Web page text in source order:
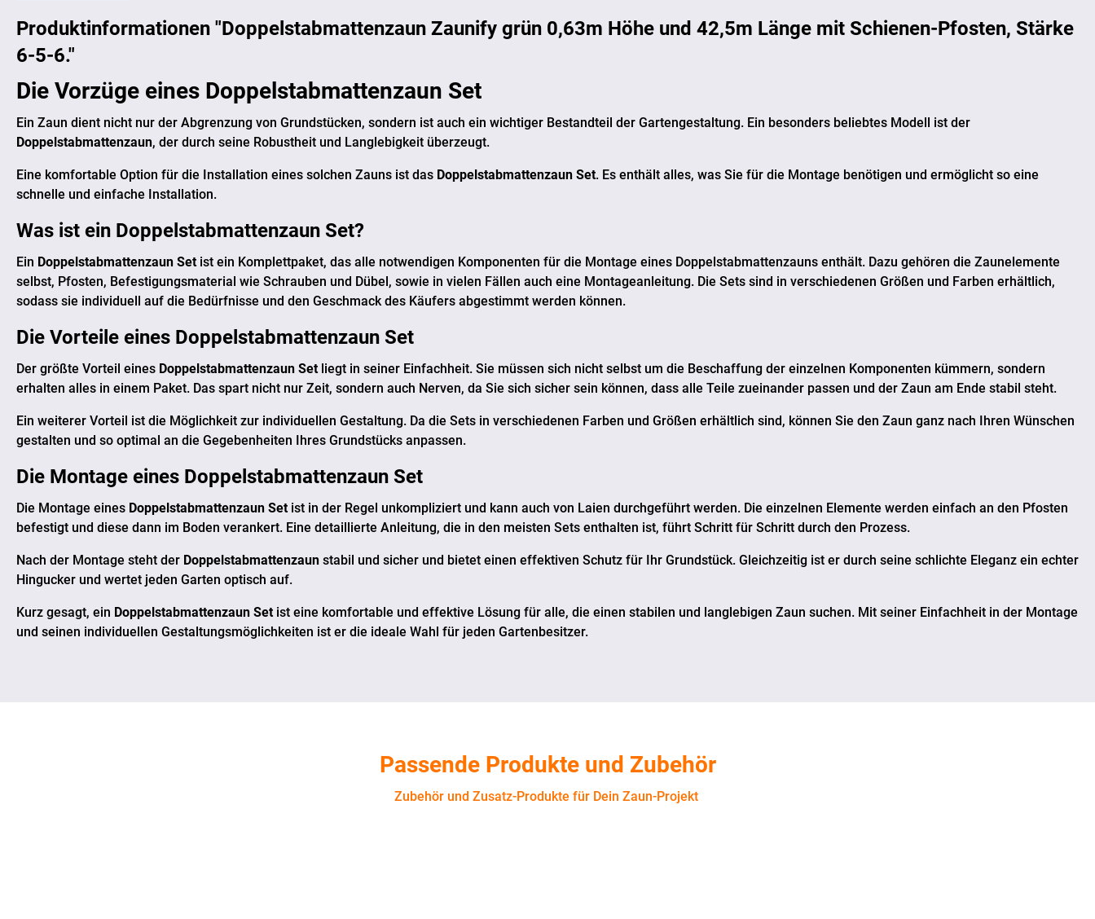
Produktinformationen "Doppelstabmattenzaun Zaunify grün 0,63m Höhe und 42,5m Länge mit Schienen-Pfosten, Stärke
6-5-6."
Die Vorzüge eines Doppelstabmattenzaun Set
Ein Zaun dient nicht nur der Abgrenzung von Grundstücken, sondern ist auch ein wichtiger Bestandteil der Gartengestaltung. Ein besonders beliebtes Modell ist der
Doppelstabmattenzaun, der durch seine Robustheit und Langlebigkeit überzeugt.
Eine komfortable Option für die Installation eines solchen Zauns ist das Doppelstabmattenzaun Set. Es enthält alles, was Sie für die Montage benötigen und ermöglicht so eine
schnelle und einfache Installation.
Was ist ein Doppelstabmattenzaun Set?
Ein Doppelstabmattenzaun Setist ein Komplettpaket, das alle notwendigen Komponenten für die Montage eines Doppelstabmattenzauns enthält. Dazu gehören die Zaunelemente
selbst, Pfosten, Befestigungsmaterial wie Schrauben und Dübel, sowie in vielen Fällen auch eine Montageanleitung. Die Sets sind in verschiedenen Größen und Farben erhältlich,
sodass sie individuell auf die Bedürfnisse und den Geschmack des Käufers abgestimmt werden können.
Die Vorteile eines Doppelstabmattenzaun Set
Der größte Vorteil eines Doppelstabmattenzaun Setliegt in seiner Einfachheit. Sie müssen sich nicht selbst um die Beschaffung der einzelnen Komponenten kümmern, sondern
erhalten alles in einem Paket. Das spart nicht nur Zeit, sondern auch Nerven, da Sie sich sicher sein können, dass alle Teile zueinander passen und der Zaun am Ende stabil steht.
Ein weiterer Vorteil ist die Möglichkeit zur individuellen Gestaltung. Da die Sets in verschiedenen Farben und Größen erhältlich sind, können Sie den Zaun ganz nach Ihren Wünschen
gestalten und so optimal an die Gegebenheiten Ihres Grundstücks anpassen.
Die Montage eines Doppelstabmattenzaun Set
Die Montage eines Doppelstabmattenzaun Setist in der Regel unkompliziert und kann auch von Laien durchgeführt werden. Die einzelnen Elemente werden einfach an den Pfosten
befestigt und diese dann im Boden verankert. Eine detaillierte Anleitung, die in den meisten Sets enthalten ist, führt Schritt für Schritt durch den Prozess.
Nach der Montage steht der Doppelstabmattenzaun stabil und sicher und bietet einen effektiven Schutz für Ihr Grundstück. Gleichzeitig ist er durch seine schlichte Eleganz ein echter
Hingucker und wertet jeden Garten optisch auf.
Kurz gesagt, ein Doppelstabmattenzaun Setist eine komfortable und effektive Lösung für alle, die einen stabilen und langlebigen Zaun suchen. Mit seiner Einfachheit in der Montage
und seinen individuellen Gestaltungsmöglichkeiten ist er die ideale Wahl für jeden Gartenbesitzer.
Passende Produkte und Zubehör
Zubehör und Zusatz-Produkte für Dein Zaun-Projekt